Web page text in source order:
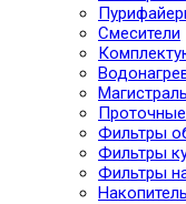
Смесители
Фильтры
Фильтры
Фильтры